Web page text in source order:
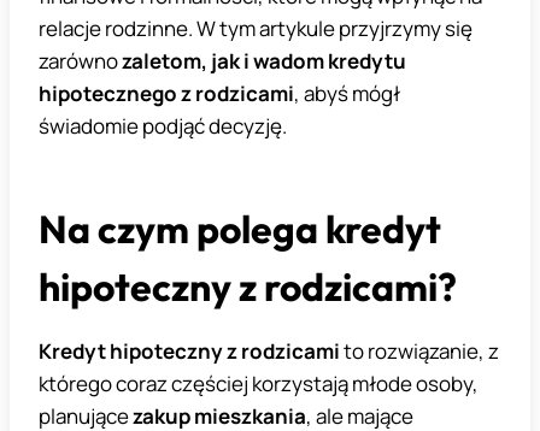
relacje rodzinne. W tym artykule przyjrzymy się
zarównozaletom, jak i wadom kredytu
hipotecznego z rodzicami, abyś mógł
świadomie podjąć decyzję.
Na czym polega kredyt
hipoteczny z rodzicami?
Kredyt hipoteczny z rodzicamito rozwiązanie, z
którego coraz częściej korzystają młode osoby,
planującezakup mieszkania, ale mające